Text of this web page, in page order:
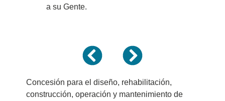
a su Gente.
Concesión para el diseño, rehabilitación,
construcción, operación y mantenimiento de